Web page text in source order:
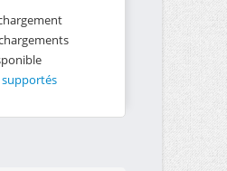
supportés